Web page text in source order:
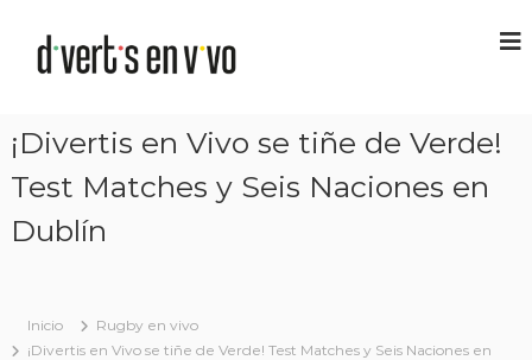
¡Divertis en Vivo se tiñe de Verde!
Test Matches y Seis Naciones en
Dublín
Inicio
Rugby en vivo
¡Divertis en Vivo se tiñe de Verde! Test Matches y Seis Naciones en